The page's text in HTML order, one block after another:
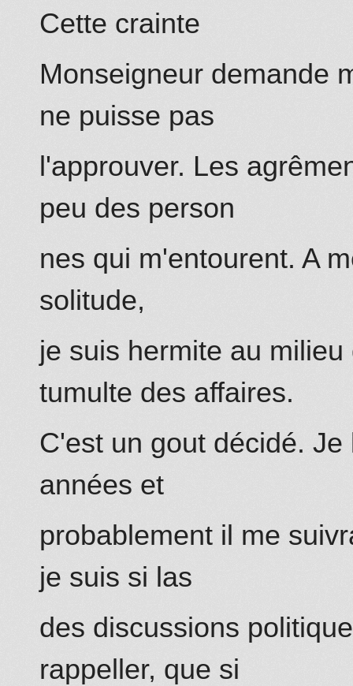
Cette crainte
Monseigneur demande
ne puisse pas
l'approuver. Les
peu des person
nes qui m'entourent. A
solitude,
je suis hermite au
tumulte des affaires.
C'est un gout décidé.
années et
probablement il me
je suis si las
des discussions
rappeller, que si